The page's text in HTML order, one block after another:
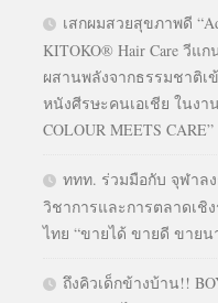
เสกผมสวยสุขภาพดี
KITOKO® Hair Care วีแ
ผสานพลังจากธรรมชาติเ
หนังศีรษะคนเอเชีย ในงา
COLOUR MEETS CARE”
ททท. ร่วมมือกับ จุฬาล
วิชาการและการตลาดเชิ
ไทย “ขายได้ ขายดี ขายน
ถึงคิวเด็กข้างบ้าน!!